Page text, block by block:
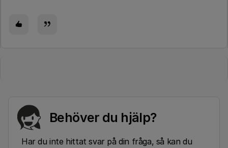
Behöver du hjälp?
Har du inte hittat svar på din fråga, så kan du